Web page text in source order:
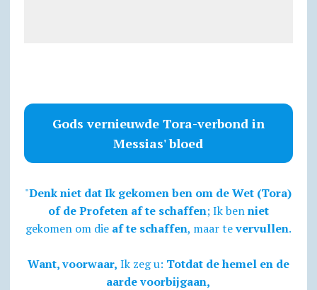
Gods vernieuwde Tora-verbond in
Messias' bloed
"Denk niet dat Ik gekomen ben om de Wet (Tora)
of de Profeten af te schaffen; Ik benniet
gekomen om die af te schaffen, maar tevervullen.
Want, voorwaar, Ik zeg u: Totdat de hemel en de
aarde voorbijgaan,